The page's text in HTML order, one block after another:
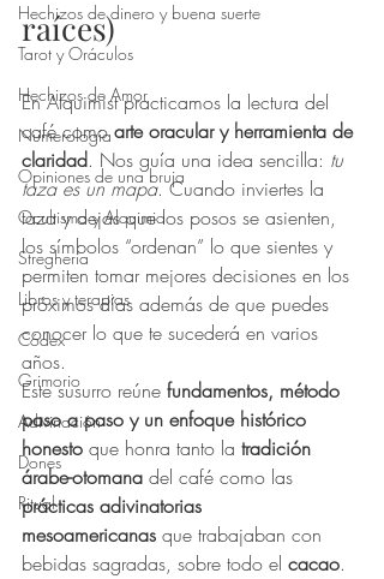
Hechizos de dinero y buena suerte
Tarot y Oráculos
Hechizos de Amor
Numerología
Opiniones de una bruja
Ocultismo y Alquimia
Stregheria
Libros y terapias
Códex
Grimorio
Adivinación
Dones
Ritual
raíces)
En Alquimist practicamos la lectura del
café como arte oracular y herramienta de
claridad. Nos guía una idea sencilla: tu
taza es un mapa. Cuando inviertes la
taza y dejas que los posos se asienten,
los símbolos “ordenan” lo que sientes y
permiten tomar mejores decisiones en los
próximos días además de que puedes
conocer lo que te sucederá en varios
años.
Este susurro reúne fundamentos, método
paso a paso y un enfoque histórico
honesto que honra tanto la tradición
árabe-otomana del café como las
prácticas adivinatorias
mesoamericanas que trabajaban con
bebidas sagradas, sobre todo el cacao.